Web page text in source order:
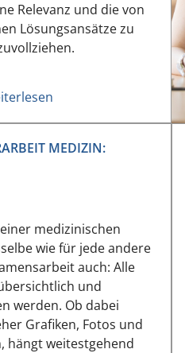
Relevanz und die von
Lösungsansätze zu
MEDIZIN:
medizinischen
wie für jede andere
auch: Alle
und
werden. Ob dabei
Grafiken, Fotos und
hängt weitestgehend